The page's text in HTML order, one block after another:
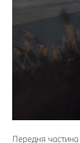
Передня частина